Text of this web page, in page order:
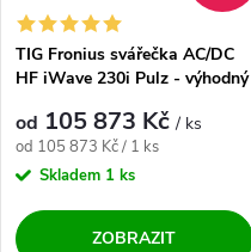
TIG Fronius svářečka AC/DC
HF iWave 230i Pulz - výhodný
od 105 873 Kč/ ks
Měrná cena:
od 105 873 Kč / 1 ks
Skladem 1 ks
ZOBRAZIT